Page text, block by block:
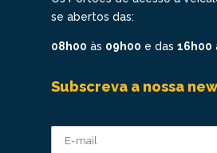
se abertos das:
08h00 às 09h00 e das 16h00
Subscreva a nossa